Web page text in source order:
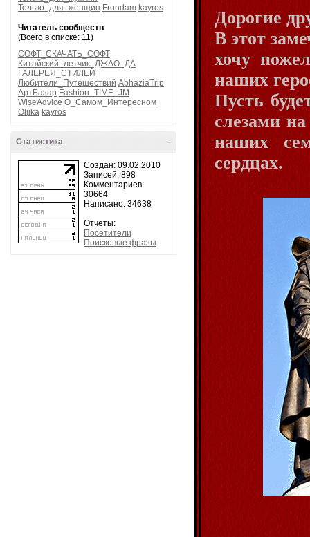
Только_для_женщин Frondam kayros
Читатель сообществ
(Всего в списке: 11)
СОФТ_СКАЧАТЬ_СОФТ
Китайский_летчик_ДЖАО_ДА
ГАЛЕРЕЯ_СТИЛЕЙ
Любители_Путешествий AbhaziaTrip
АртБазар Fashion_TIME_JM
WiseAdvice О_Самом_Интересном
Oljika kayros
-
Статистика
Создан: 09.02.2010
Записей: 898
Комментариев:
30664
Написано: 34638
Отчеты:
Посетители
Поисковые фразы
Дорогие
В этот
хочу
наших
Пусть
слезами на
наших
сердцах.